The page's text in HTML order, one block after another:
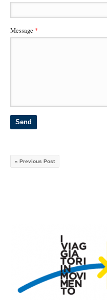
Message *
« Previous Post